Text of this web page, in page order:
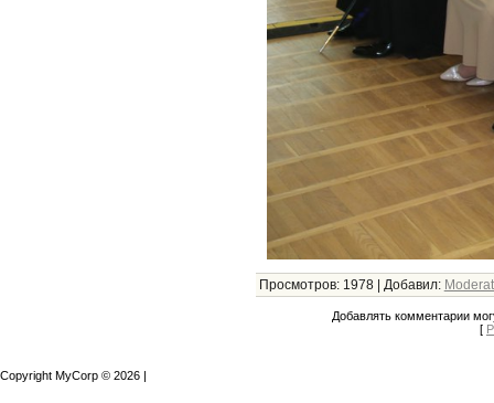
Просмотров: 1978| Добавил:
Добавлять комментарии
[
Copyright MyCorp © 2026 |